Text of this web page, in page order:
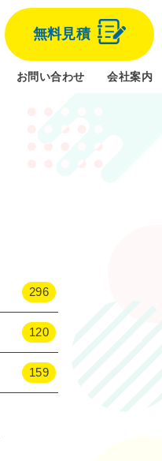
無料見積
お問い合わせ 会社案内
296
120
159